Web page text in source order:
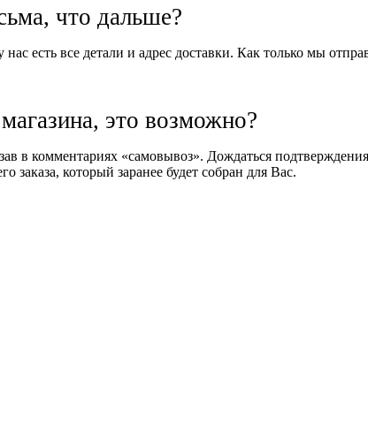
что дальше?
есть все детали и адрес доставки. Как только мы
это возможно?
в комментариях «самовывоз». Дождаться
заказа, который заранее будет собран для Вас.